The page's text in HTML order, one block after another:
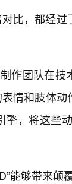
比，都经
作团队在技
情和肢体
，将这些
能够带来颠